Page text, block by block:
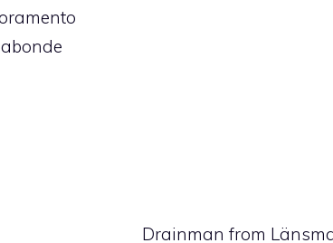
Drainman from